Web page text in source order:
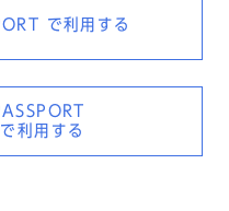
で利用する
利用する